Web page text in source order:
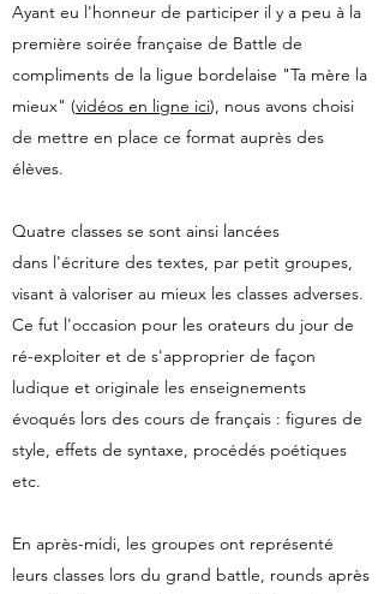
Ayant eu l'honneur de participer il y a peu à la
première soirée française de Battle de
compliments de la ligue bordelaise "Ta mère la
mieux" (vidéos en ligne ici), nous avons choisi
de mettre en place ce format auprès des
élèves.
Quatre classes se sont ainsi lancées
dans l'écriture des textes, par petit groupes,
visant à valoriser au mieux les classes adverses.
Ce fut l'occasion pour les orateurs du jour de
ré-exploiter et de s'approprier de façon
ludique et originale les enseignements
évoqués lors des cours de français : figures de
style, effets de syntaxe, procédés poétiques
etc.
En après-midi, les groupes ont représenté
leurs classes lors du grand battle, rounds après